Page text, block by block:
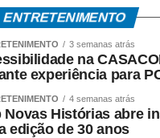
ENTRETENIMENTO
3 semanas atrás
na
experiência para
4 semanas atrás
Novas Histórias abre
edição de 30 anos